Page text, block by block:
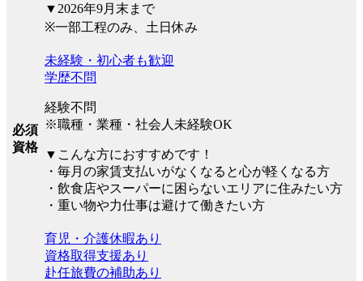
▼2026年9月末まで
※一部工程のみ、土日休み
必須
資格
未経験・初心者も歓迎
学歴不問
経験不問
※職種・業種・社会人未経験OK
▼こんな方におすすめです！
・毎月の家賃支払いがなくなると心が軽くなる方
・飲食店やスーパーに困らないエリアに住みたい方
・重い物や力仕事は避けて働きたい方
育児・介護休暇あり
資格取得支援あり
赴任旅費の補助あり